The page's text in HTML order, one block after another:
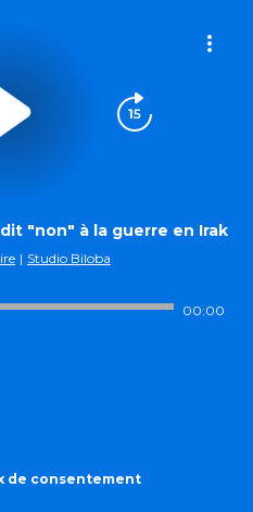
"non" à la guerre en Irak
| Studio Biloba
00:00
de consentement